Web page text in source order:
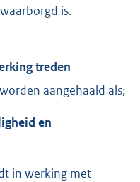
is.
treden
aangehaald als;
en
in werking met